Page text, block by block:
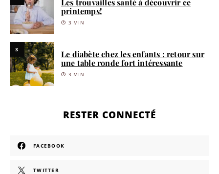
Les trouvailles santé à découvrir ce
printemps!
3 MIN
3
Le diabète chez les enfants : retour sur
une table ronde fort intéressante
3 MIN
RESTER CONNECTÉ
FACEBOOK
TWITTER